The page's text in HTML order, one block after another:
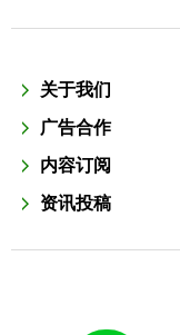
关于我们
广告合作
内容订阅
资讯投稿